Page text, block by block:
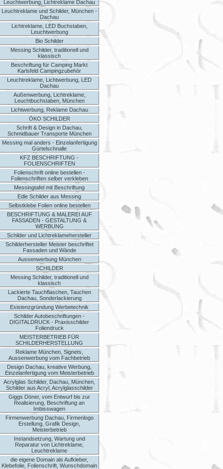
Leuchtwerbung, Lichtreklame Dachau
Leuchtreklame und Schilder, München -
Dachau
Lichtreklame, LED Buchstaben,
Leuchtwerbung
Bio Schilder
Messing Schilder, traditionell und
klassisch
Beschriftung für Camping Markt
Karlsfeld Campingzubehör
Leuchtreklame, Lichtwerbung, LED
Dachau
Außenwerbung, Lichtreklame,
Leuchtbuchstaben, München
Lichtwerbung, Reklame Dachau
ÖKO SCHILDER
Schrift & Design in Dachau,
Schmidbauer Transporte München
Messing mal anders - Einzelanfertigung
Gürtelschnalle
KFZ BESCHRIFTUNG -
FOLIENSCHRIFTEN
Folienschrift online bestellen -
Folienschriften selber verkleben
Messingtafel mit Beschriftung
Edle Schilder aus Messing
Selbstklebe Folien online bestellen
BESCHRIFTUNG & MALEREI AUF
FASSADEN - GESTALTUNG &
WERBUNG
Schilder und Lichtreklamehersteller
Schilderhersteller Meister beschriftet
Fassaden und Wände
Aussenwerbung München
SCHILDER
Messing Schilder, traditionell und
klassisch
Lackierte Tauchflaschen, Tauchen
Dachau, Sonderlackierung
Existenzgründung Werbetechnik
Schilder Autobeschriftungen -
DIGITALDRUCK - Praxisschilder
Foliendruck
MEISTERBETRIEB FÜR
SCHILDERHERSTELLUNG
Reklame München, Signets,
Aussenwerbung vom Fachbetrieb
Design Dachau, kreative Werbung,
Einzelanfertigung vom Meisterbetrieb
Acrylglas Schilder, Dachau, München,
Schilder aus Acryl, Acrylglasschilder
Giggs Döner, vom Entwurf bis zur
Realisierung, Beschriftung an
Imbisswagen
Firmenwerbung Dachau, Firmenlogo
Erstellung, Grafik Design,
Meisterbetrieb
Instandsetzung, Wartung und
Reparatur von Lichtreklame,
Leuchtreklame
die eigene Domain als Aufkleber,
Klebefolie, Folienschrift, Wunschdomain